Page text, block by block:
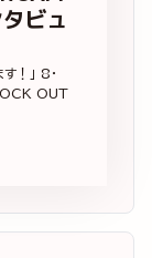
ビュ
！」 8・
OUT